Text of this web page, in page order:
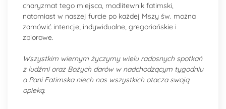
charyzmat tego miejsca, modlitewnik fatimski,
natomiast w naszej furcie po każdej Mszy św. można
zamówić intencje; indywidualne, gregoriańskie i
zbiorowe.
Wszystkim wiernym życzymy wielu radosnych spotkań
z ludźmi oraz Bożych darów w nadchodzącym tygodniu
a Pani Fatimska niech nas wszystkich otacza swoją
opieką.